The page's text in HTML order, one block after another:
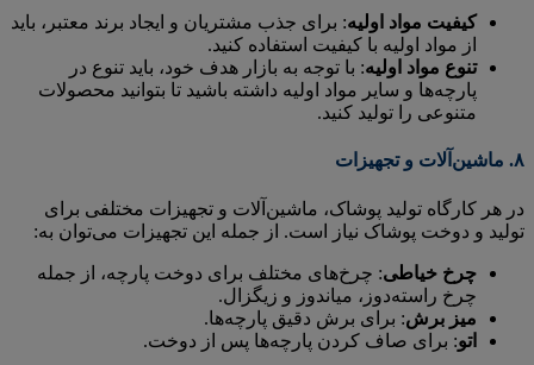
کیفیت مواد اولیه: برای جذب مشتریان و ایجاد برند معتبر، باید
از مواد اولیه با کیفیت استفاده کنید.
تنوع مواد اولیه: با توجه به بازار هدف خود، باید تنوع در
پارچه‌ها و سایر مواد اولیه داشته باشید تا بتوانید محصولات
متنوعی را تولید کنید.
۸. ماشین‌آلات و تجهیزات
در هر کارگاه تولید پوشاک، ماشین‌آلات و تجهیزات مختلفی برای
تولید و دوخت پوشاک نیاز است. از جمله این تجهیزات می‌توان به:
چرخ خیاطی: چرخ‌های مختلف برای دوخت پارچه، از جمله
چرخ راسته‌دوز، میاندوز و زیگزال.
میز برش: برای برش دقیق پارچه‌ها.
اتو: برای صاف کردن پارچه‌ها پس از دوخت.